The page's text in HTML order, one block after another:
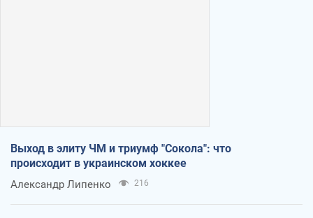
Выход в элиту ЧМ и триумф "Сокола": что
происходит в украинском хоккее
Александр Липенко 216